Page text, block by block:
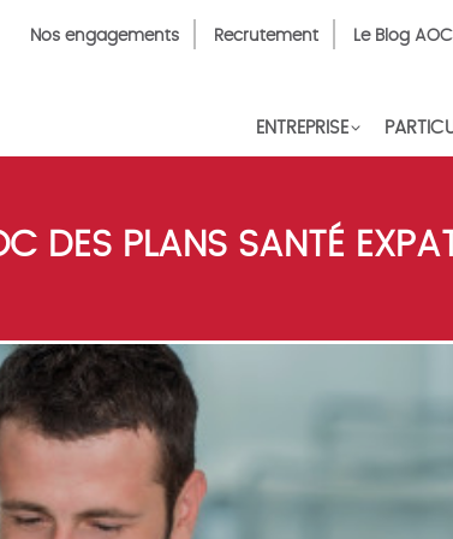
TopNos engagements Recrutement Le Blog AOC
ENTREPRISE
DES PLANS SANTÉ